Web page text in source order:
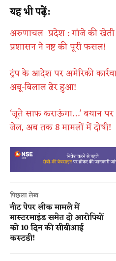
यह भी पढ़ें:
अरुणाचल प्रदेश : गांजे की खेती
प्रशासन ने नष्ट की पूरी फसल!
ट्रंप के आदेश पर अमेरिकी
अबू-बिलाल ढेर हुआ!
‘जूते साफ कराऊंगा…’ बयान
जेल, अब तक 8 मामलों में दोषी!
पिछला लेख
नीट पेपर लीक मामले में
मास्टरमाइंड समेत दो आरोपियों
को 10 दिन की सीबीआई
कस्टडी!